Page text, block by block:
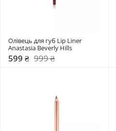
Олівець для губ Lip Liner
Anastasia Beverly Hills
599 ₴ 999 ₴